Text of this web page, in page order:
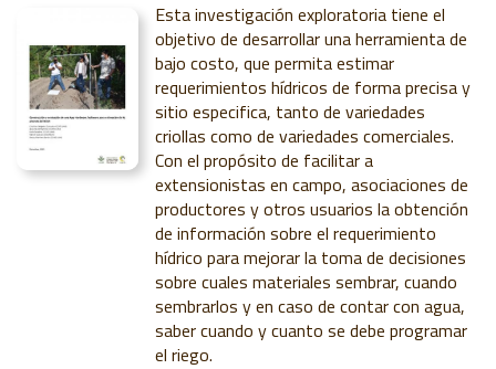
Esta investigación exploratoria tiene el
objetivo de desarrollar una herramienta de
bajo costo, que permita estimar
requerimientos hídricos de forma precisa y
sitio especifica, tanto de variedades
criollas como de variedades comerciales.
Con el propósito de facilitar a
extensionistas en campo, asociaciones de
productores y otros usuarios la obtención
de información sobre el requerimiento
hídrico para mejorar la toma de decisiones
sobre cuales materiales sembrar, cuando
sembrarlos y en caso de contar con agua,
saber cuando y cuanto se debe programar
el riego.